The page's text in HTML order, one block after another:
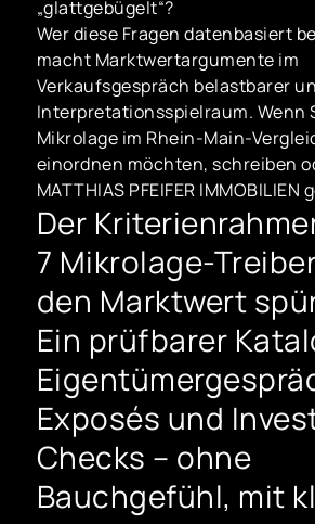
„glattgebügelt“?
Wer diese Fragen datenbasiert
macht Marktwertargumente im
Verkaufsgespräch belastbarer
Interpretationsspielraum. Wenn
Mikrolage im Rhein-Main-
einordnen möchten, schreiben
MATTHIAS PFEIFER IMMOBILIEN
Der
7 Mikrolage-
den Marktwert
Ein prüfbarer
Exposés und
Checks – ohne
Bauchgefühl, mit